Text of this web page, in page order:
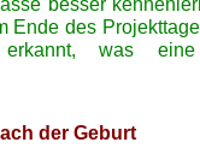
Ende des
was
der Geburt